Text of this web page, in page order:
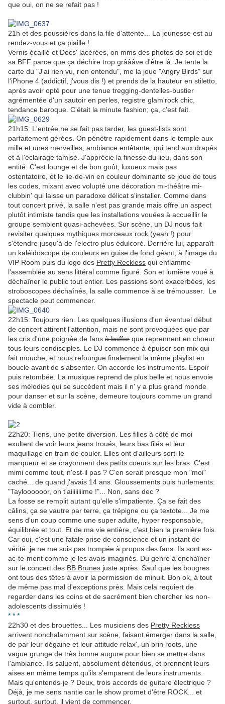
que oui, on ne se refait pas !
21h et des poussières dans la file d'attente... La jeunesse est au
rendez-vous et ça piaille !
Vernis écaillé et Docs' lacérées, on mms des photos de soi et de
sa BFF parce que ça déchire trop grâââve d'être là. Je tente la
carte du "J'ai rien vu, rien entendu", me la joue "Angry Birds" sur
l'iPhone 4 (addictif, j'vous dis !) et prends de la hauteur en stiletto,
après avoir opté pour une tenue tregging-dentelles-bustier
agrémentée d'un sautoir en perles, registre glam'rock chic,
tendance baroque. C'était la minute fashion; ça, c'est fait.
21h15: L'entrée ne se fait pas tarder, les guest-lists sont
parfaitement gérées. On pénètre rapidement dans le temple aux
mille et unes merveilles, ambiance entêtante, qui tend aux drapés
et à l'éclairage tamisé. J'apprécie la finesse du lieu, dans son
entité. C'est lounge et de bon goût, luxueux mais pas
ostentatoire, et le lie-de-vin en couleur dominante se joue de tous
les codes, mixant avec volupté une décoration mi-théâtre mi-
clubbin' qui laisse un paradoxe délicat s'installer. Comme dans
tout concert privé, la salle n'est pas grande mais offre un aspect
plutôt intimiste tandis que les installations vouées à accueillir le
groupe semblent quasi-achevées. Sur scène, un DJ nous fait
revisiter quelques mythiques morceaux rock (yeah !) pour
s'étendre jusqu'à de l'electro plus édulcoré. Derrière lui, apparaît
un kaléidoscope de couleurs en guise de fond géant, à l'image du
VIP Room puis du logo des Pretty Reckless qui enflamme
l'assemblée au sens littéral comme figuré. Son et lumière voué à
déchaîner le public tout entier. Les passions sont exacerbées, les
stroboscopes déchaînés, la salle commence à se trémousser. Le
spectacle peut commencer.
22h15: Toujours rien. Les quelques illusions d'un éventuel début
de concert attirent l'attention, mais ne sont provoquées que par
les cris d'une poignée de fans à baffer que reprennent en choeur
tous leurs condisciples. Le DJ commence à épuiser son mix qui
fait mouche, et nous refourgue finalement la même playlist en
boucle avant de s'absenter. On accorde les instruments. Espoir
puis retombée. La musique reprend de plus belle et nous envoie
ses mélodies qui se succèdent mais il n' y a plus grand monde
pour danser et sur la scène, demeure toujours comme un grand
vide à combler.
22h20: Tiens, une petite diversion. Les filles à côté de moi
exultent de voir leurs jeans troués, leurs bas filés et leur
maquillage en train de couler. Elles ont d'ailleurs sorti le
marqueur et se crayonnent des petits coeurs sur les bras. C'est
mimi comme tout, n'est-il pas ? C'en serait presque mon "moi"
caché... de quand j'avais 14 ans. Gloussements puis hurlements:
"Tayloooooor, on t'aiiiiiiiime !"... Non, sans dec ?
La fosse se remplit autant qu'elle s'impatiente. Ça se fait des
câlins, ça se vautre par terre, ça trépigne ou ça textote... Je me
sens d'un coup comme une super adulte, hyper responsable,
équilibrée et tout. Et de ma vie entière, c'est bien la première fois.
Car oui, c'est une fatale prise de conscience et un instant de
vérité: je ne me suis pas trompée à propos des fans. Ils sont ex-
ac-te-ment comme je les avais imaginés. Du genre à enchaîner
sur le concert des BB Brunes juste après. Sauf que les bougres
ont tous des têtes à avoir la permission de minuit. Bon ok, à tout
de même pas mal d'exceptions près. Mais cela requiert de
regarder dans les coins et de sacrément bien chercher les non-
adolescents dissimulés !
* * *
22h30 et des brouettes... Les musiciens des Pretty Reckless
arrivent nonchalamment sur scène, faisant émerger dans la salle,
de par leur dégaine et leur attitude relax', un brin roots, une
vague grunge de très bonne augure pour bien se mettre dans
l'ambiance. Ils saluent, absolument détendus, et prennent leurs
aises en même temps qu'ils s'emparent de leurs instruments.
Mais qu'entends-je ? Deux, trois accords de guitare électrique ?
Déjà, je me sens nantie car le show promet d'être ROCK... et
surtout, surtout, il vient de commencer.